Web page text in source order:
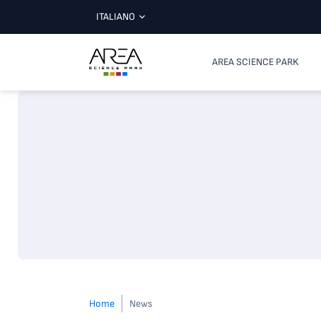
ITALIANO
AREA SCIENCE PARK
Home News